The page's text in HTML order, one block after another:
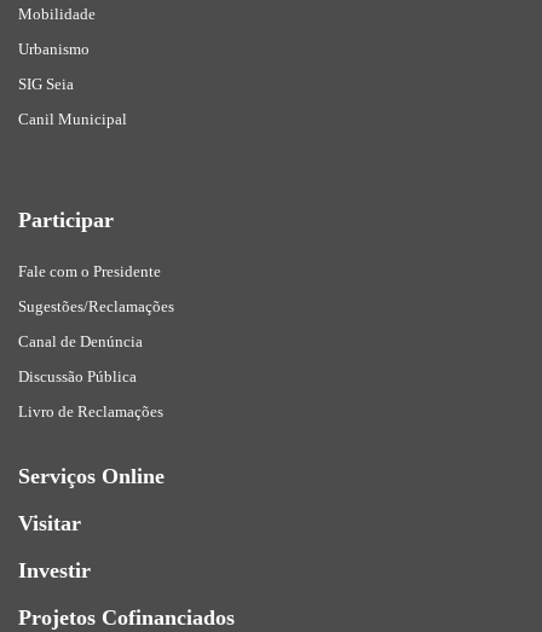
Mobilidade
Urbanismo
SIG Seia
Canil Municipal
Participar
Fale com o Presidente
Sugestões/Reclamações
Canal de Denúncia
Discussão Pública
Livro de Reclamações
Serviços Online
Visitar
Investir
Projetos Cofinanciados